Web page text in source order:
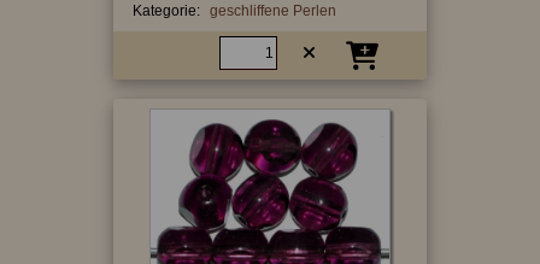
Kategorie: geschliffene Perlen